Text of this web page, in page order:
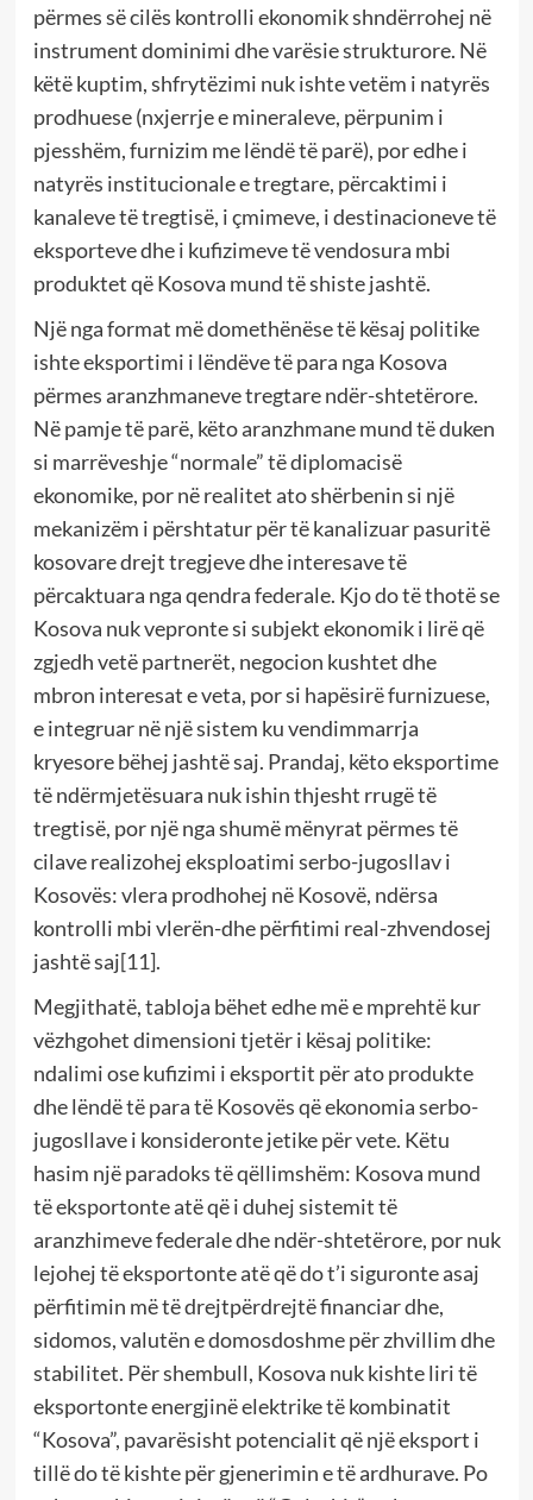
përmes së cilës kontrolli ekonomik shndërrohej në
instrument dominimi dhe varësie strukturore. Në
këtë kuptim, shfrytëzimi nuk ishte vetëm i natyrës
prodhuese (nxjerrje e mineraleve, përpunim i
pjesshëm, furnizim me lëndë të parë), por edhe i
natyrës institucionale e tregtare, përcaktimi i
kanaleve të tregtisë, i çmimeve, i destinacioneve të
eksporteve dhe i kufizimeve të vendosura mbi
produktet që Kosova mund të shiste jashtë.
Një nga format më domethënëse të kësaj politike
ishte eksportimi i lëndëve të para nga Kosova
përmes aranzhmaneve tregtare ndër-shtetërore.
Në pamje të parë, këto aranzhmane mund të duken
si marrëveshje “normale” të diplomacisë
ekonomike, por në realitet ato shërbenin si një
mekanizëm i përshtatur për të kanalizuar pasuritë
kosovare drejt tregjeve dhe interesave të
përcaktuara nga qendra federale. Kjo do të thotë se
Kosova nuk vepronte si subjekt ekonomik i lirë që
zgjedh vetë partnerët, negocion kushtet dhe
mbron interesat e veta, por si hapësirë furnizuese,
e integruar në një sistem ku vendimmarrja
kryesore bëhej jashtë saj. Prandaj, këto eksportime
të ndërmjetësuara nuk ishin thjesht rrugë të
tregtisë, por një nga shumë mënyrat përmes të
cilave realizohej eksploatimi serbo-jugosllav i
Kosovës: vlera prodhohej në Kosovë, ndërsa
kontrolli mbi vlerën-dhe përfitimi real-zhvendosej
jashtë saj[11].
Megjithatë, tabloja bëhet edhe më e mprehtë kur
vëzhgohet dimensioni tjetër i kësaj politike:
ndalimi ose kufizimi i eksportit për ato produkte
dhe lëndë të para të Kosovës që ekonomia serbo-
jugosllave i konsideronte jetike për vete. Këtu
hasim një paradoks të qëllimshëm: Kosova mund
të eksportonte atë që i duhej sistemit të
aranzhimeve federale dhe ndër-shtetërore, por nuk
lejohej të eksportonte atë që do t’i siguronte asaj
përfitimin më të drejtpërdrejtë financiar dhe,
sidomos, valutën e domosdoshme për zhvillim dhe
stabilitet. Për shembull, Kosova nuk kishte liri të
eksportonte energjinë elektrike të kombinatit
“Kosova”, pavarësisht potencialit që një eksport i
tillë do të kishte për gjenerimin e të ardhurave. Po